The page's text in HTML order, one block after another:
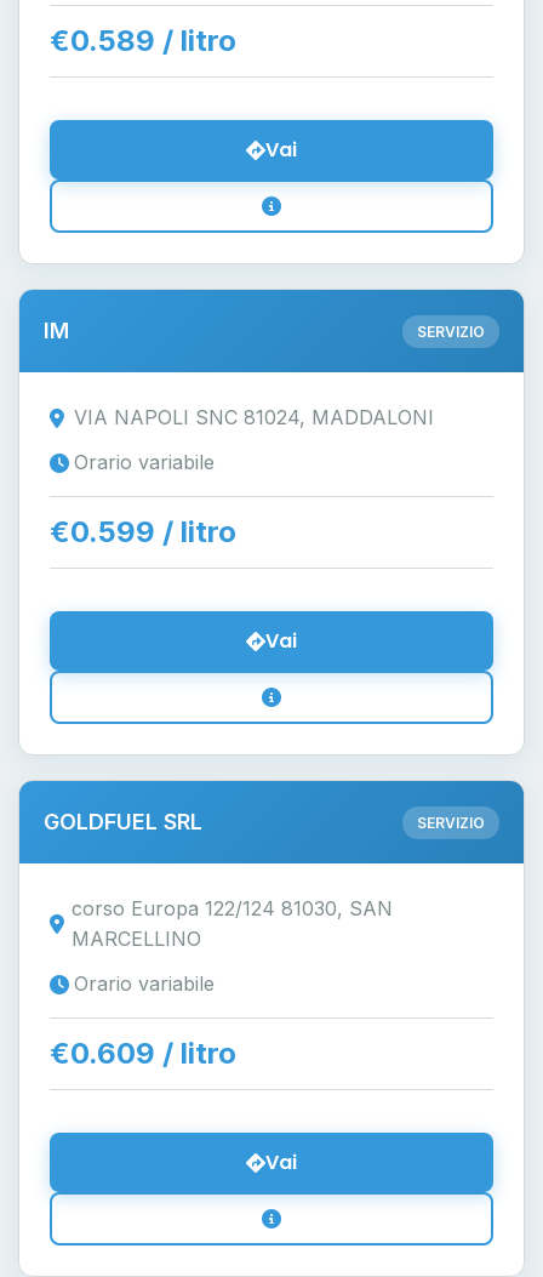
€0.589 / litro
Vai
IM SERVIZIO
VIA NAPOLI SNC 81024, MADDALONI
Orario variabile
€0.599 / litro
Vai
GOLDFUEL SRL SERVIZIO
corso Europa 122/124 81030, SAN
MARCELLINO
Orario variabile
€0.609 / litro
Vai